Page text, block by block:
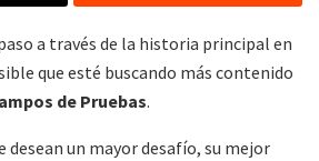
a través de la historia principal en
que esté buscando más contenido
de Pruebas.
desean un mayor desafío, su mejor